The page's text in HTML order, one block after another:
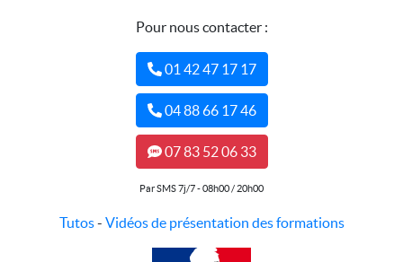
Pour nous contacter :
01 42 47 17 17
04 88 66 17 46
07 83 52 06 33
Par SMS 7j/7 - 08h00 / 20h00
Tutos- Vidéos de présentation des formations